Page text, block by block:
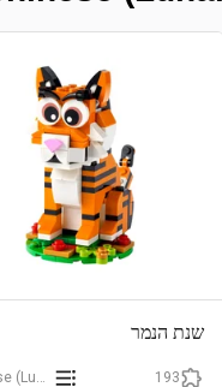
שנת הנמר
193